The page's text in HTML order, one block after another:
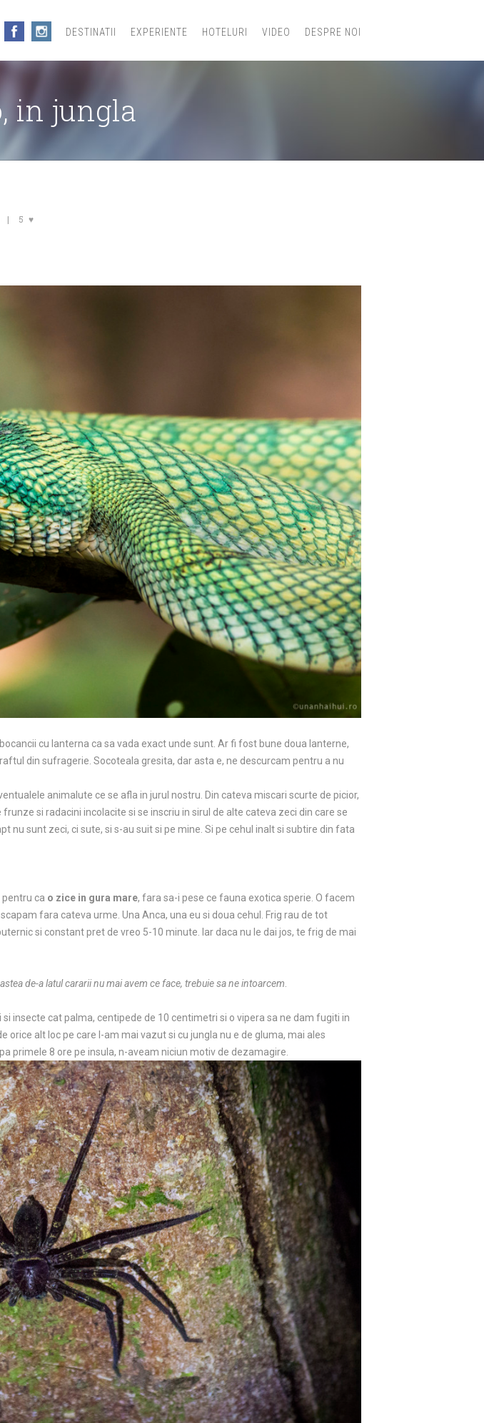
DESTINATII EXPERIENTE HOTELURI VIDEO DESPRE NOI
in jungla
5
cu lanterna ca sa vada exact unde sunt. Ar fi fost bune doua lanterne,
din sufragerie. Socoteala gresita, dar asta e, ne descurcam pentru a nu
animalute ce se afla in jurul nostru. Din cateva miscari scurte de picior,
si radacini incolacite si se inscriu in sirul de alte cateva zeci din care se
nu sunt zeci, ci sute, si s-au suit si pe mine. Si pe cehul inalt si subtire din fata
pentru ca o zice in gura mare, fara sa-i pese ce fauna exotica sperie. O facem
fara cateva urme. Una Anca, una eu si doua cehul. Frig rau de tot
si constant pret de vreo 5-10 minute. Iar daca nu le dai jos, te frig de mai
de-a latul cararii nu mai avem ce face, trebuie sa ne intoarcem
insecte cat palma, centipede de 10 centimetri si o vipera sa ne dam fugiti in
orice alt loc pe care l-am mai vazut si cu jungla nu e de gluma, mai ales
primele 8 ore pe insula, n-aveam niciun motiv de dezamagire.